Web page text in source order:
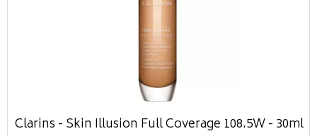
Clarins - Skin Illusion Full Coverage 108.5W - 30ml